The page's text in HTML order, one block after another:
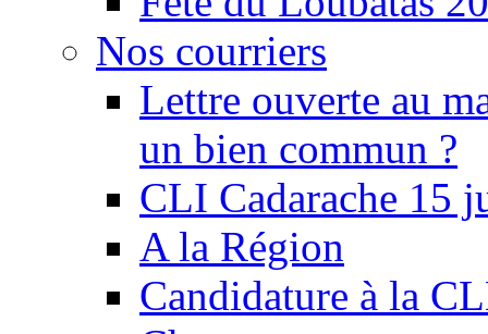
Nos courriers
Lettre ouverte au
un bien commun ?
CLI Cadarache 15
A la Région
Candidature à la